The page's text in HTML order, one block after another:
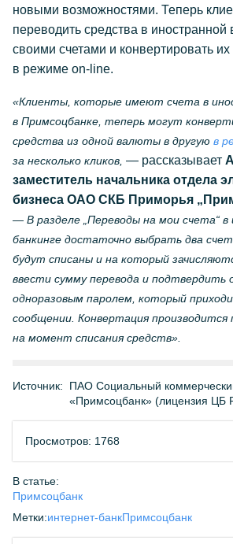
новыми возможностями. Теперь
переводить средства в
своими счетами и конвертировать
в режиме on-line.
«Клиенты, которые имеют счета в
в Примсоцбанке, теперь могут
средства из одной валюты в другую в
за несколько кликов, — рассказывает
заместитель начальника отдела
бизнеса ОАО СКБ Приморья
— В разделе „Переводы на мои счета“
банкинге достаточно выбрать два
будут списаны и на который
ввести сумму перевода и подтвердить
одноразовым паролем, который
сообщении. Конвертация производится
на момент списания средств».
Источник:
ПАО Социальный
«Примсоцбанк» (лицензия
Просмотров: 1768
В статье:
Примсоцбанк
Метки:интернет-банкПримсоцбанк